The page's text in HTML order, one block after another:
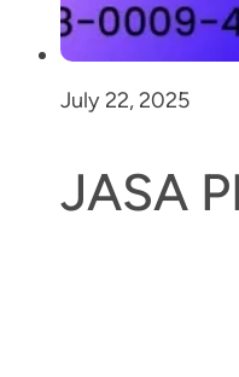
July 22, 2025
JASA